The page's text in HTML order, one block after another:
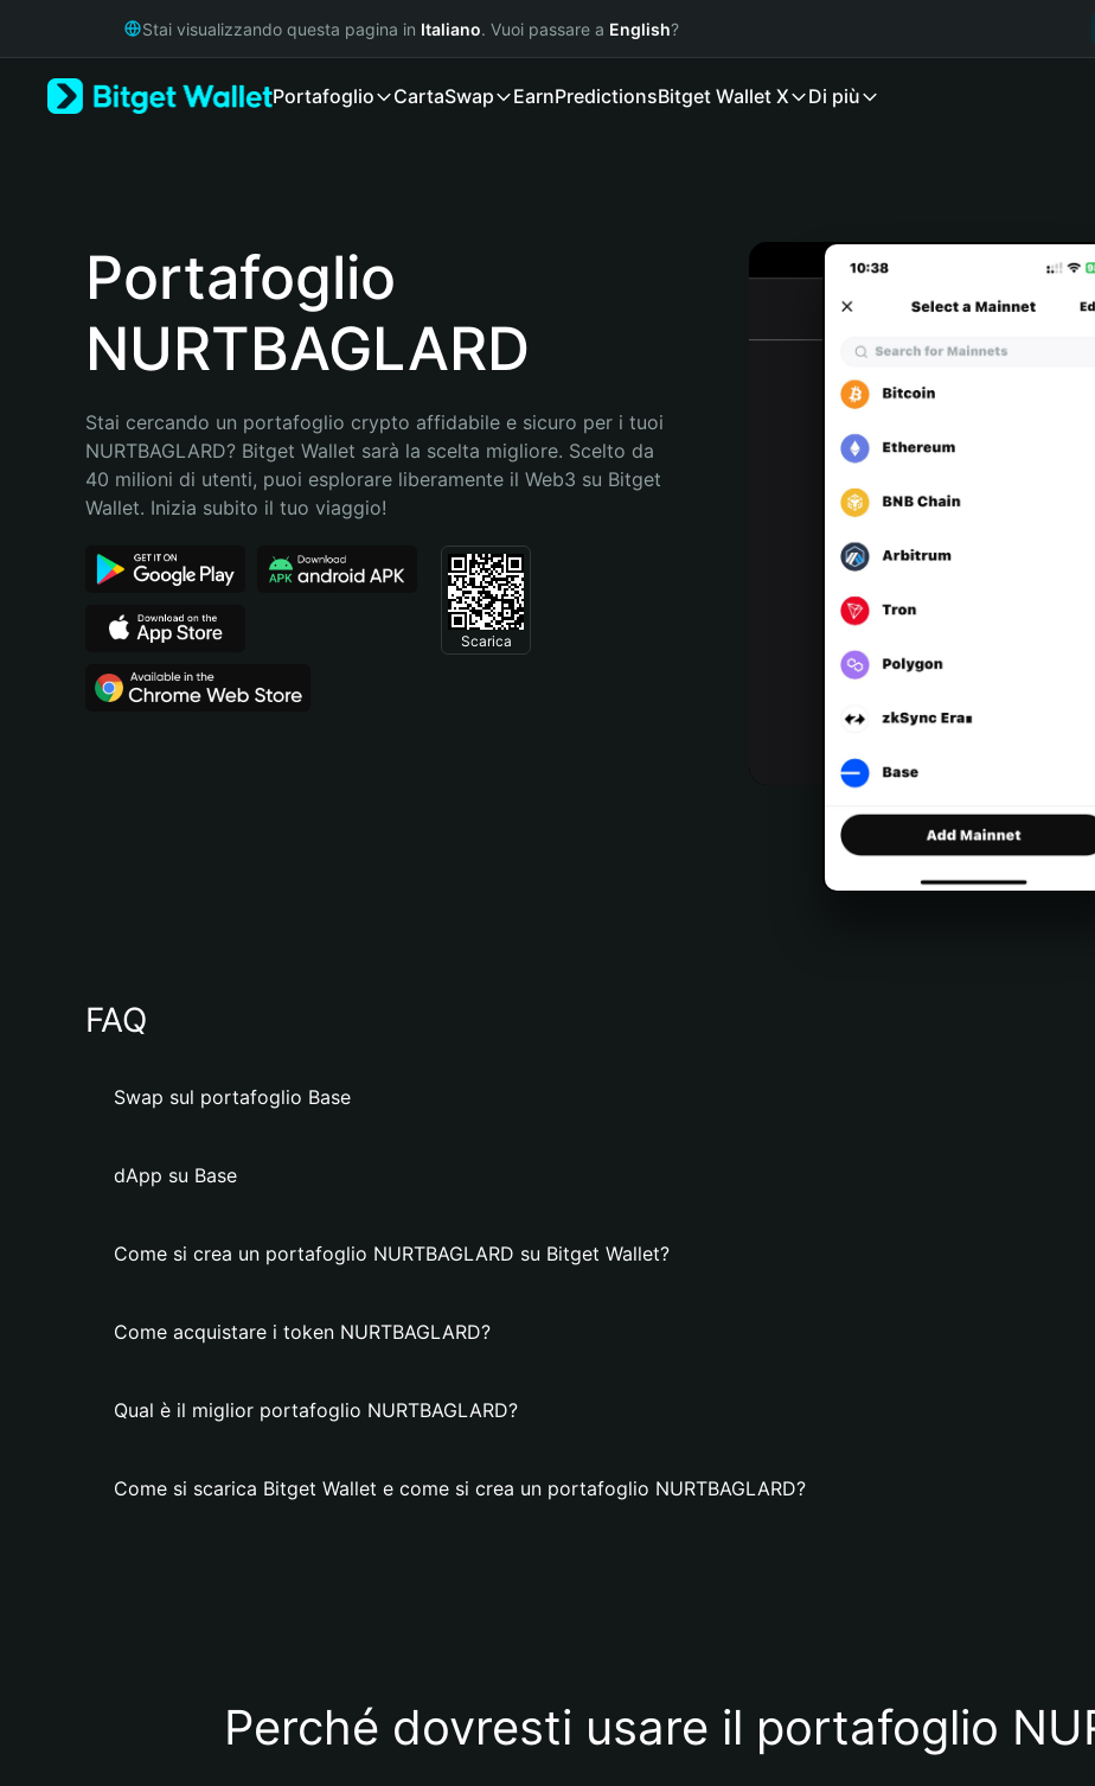
Русский
Português (Portugal)
Bahasa Indonesia
Português (Brasil)
Stai visualizzando questa pagina in Italiano. Vuoi passare a English?
Portafoglio CartaSwap EarnPredictionsBitget Wallet X Di più
Portafoglio
NURTBAGLARD
Stai cercando un portafoglio crypto affidabile e sicuro per i tuoi
NURTBAGLARD? Bitget Wallet sarà la scelta migliore. Scelto da
40 milioni di utenti, puoi esplorare liberamente il Web3 su Bitget
Wallet. Inizia subito il tuo viaggio!
Scarica
FAQ
Swap sul portafoglio Base
dApp su Base
Come si crea un portafoglio NURTBAGLARD su Bitget Wallet?
Come acquistare i token NURTBAGLARD?
Qual è il miglior portafoglio NURTBAGLARD?
Come si scarica Bitget Wallet e come si crea un portafoglio NURTBAGLARD?
Perché dovresti usare il portafoglio